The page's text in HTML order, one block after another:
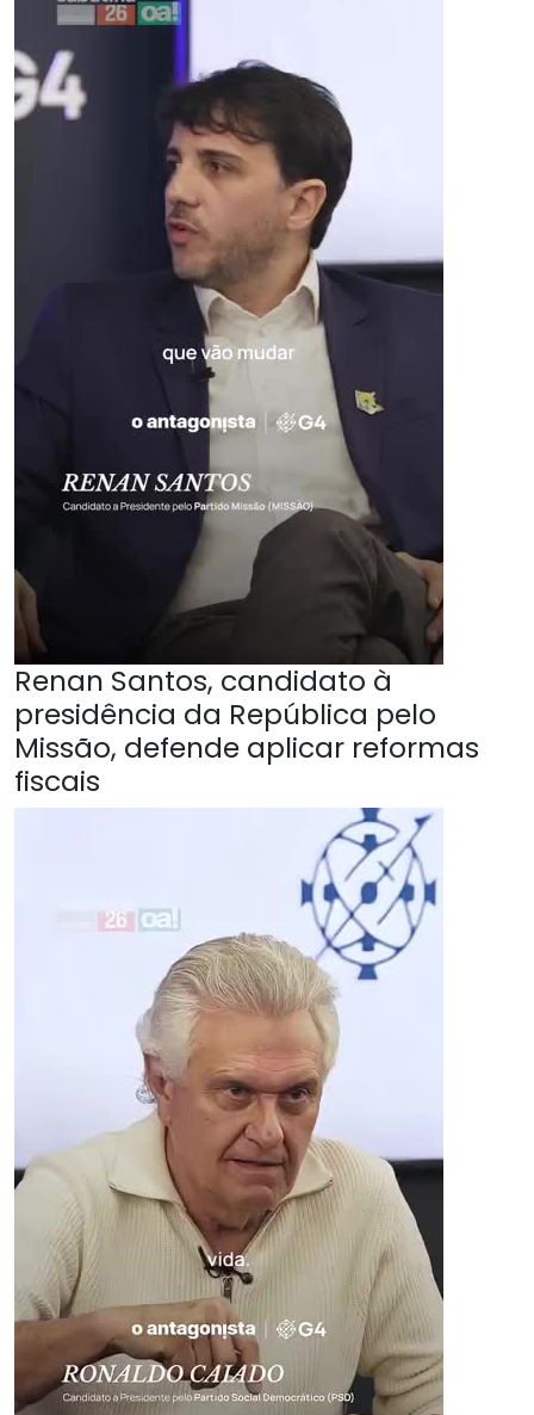
Renan Santos, candidato à
presidência da República pelo
Missão, defende aplicar reformas
fiscais